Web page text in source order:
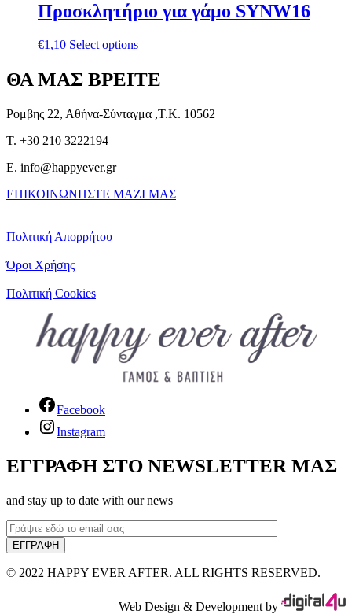
Προσκλητήριο για γάμο SYNW16
€1,10 Select options
ΘΑ ΜΑΣ ΒΡΕΙΤΕ
Ρομβης 22, Αθήνα-Σύνταγμα ,Τ.Κ. 10562
T. +30 210 3222194
E. info@happyever.gr
ΕΠΙΚΟΙΝΩΝΗΣΤΕ ΜΑΖΙ ΜΑΣ
Πολιτική Απορρήτου
Όροι Χρήσης
Πολιτική Cookies
Facebook
Instagram
ΕΓΓΡΑΦΗ ΣΤΟ NEWSLETTER ΜΑΣ
and stay up to date with our news
© 2022 HAPPY EVER AFTER. ALL RIGHTS RESERVED.
Web Design & Development by